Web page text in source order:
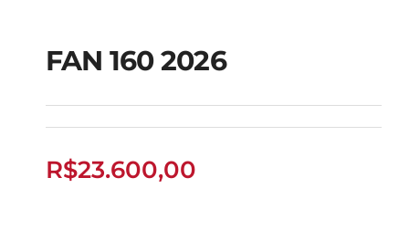
FAN 160 2026
FAN 160 2026
R$23.600,00